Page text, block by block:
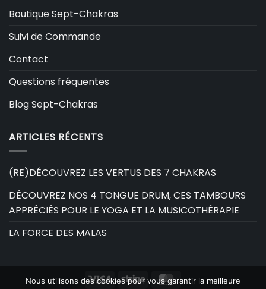
Boutique Sept-Chakras
Suivi de Commande
Contact
Questions fréquentes
Blog Sept-Chakras
ARTICLES RÉCENTS
(RE)DÉCOUVREZ LES VERTUS DES 7 CHAKRAS
DÉCOUVREZ NOS 4 TONGUE DRUM, CES TAMBOURS
APPRÉCIÉS POUR LE YOGA ET LA MUSICOTHÉRAPIE
LA FORCE DES MALAS
Visa Stripe MasterCard
Nous utilisons des cookies pour vous garantir la meilleure